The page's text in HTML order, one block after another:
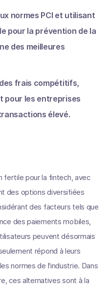
normes PCI et utilisant
pour la prévention de la
des meilleures
frais compétitifs,
pour les entreprises
élevé.
fertile pour la fintech, avec
des options diversifiées
des facteurs tels que
des paiements mobiles,
peuvent désormais
répond à leurs
normes de l'industrie. Dans
ces alternatives sont à la